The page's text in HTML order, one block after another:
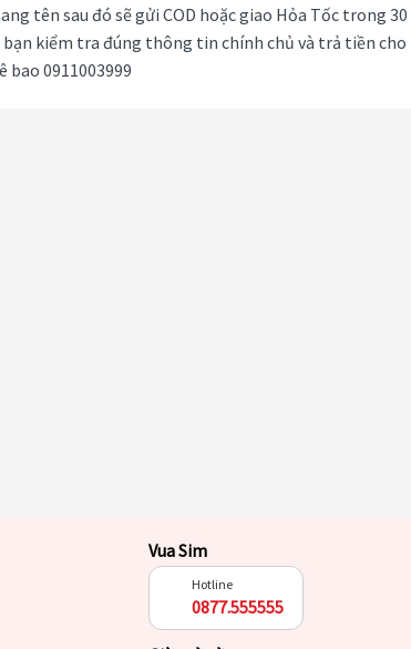
tên sau đó sẽ gửi COD hoặc giao Hỏa Tốc trong
kiểm tra đúng thông tin chính chủ và trả tiền cho
bao 0911003999
Vua Sim
Hotline
0877.555555